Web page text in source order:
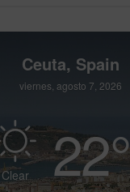
Ceuta, Spain
viernes, agosto 7, 2026
Clear 22°